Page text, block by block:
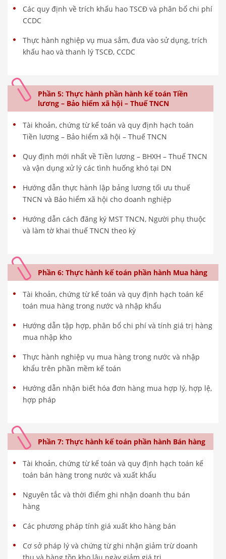
Các quy định về trích khấu hao TSCĐ và phân bổ chi phí
CCDC
Thực hành nghiệp vụ mua sắm, đưa vào sử dụng, trích
khấu hao và thanh lý TSCĐ, CCDC
Phần 5: Thực hành phần hành kế toán Tiền
lương – Bảo hiểm xã hội – Thuế TNCN
Tài khoản, chứng từ kế toán và quy định hạch toán
Tiền lương – Bảo hiểm xã hội – Thuế TNCN
Quy định mới nhất về Tiền lương – BHXH – Thuế TNCN
và vận dụng xử lý các tình huống khó tại DN
Hướng dẫn thực hành lập bảng lương tối ưu thuế
TNCN và Bảo hiểm xã hội cho doanh nghiệp
Hướng dẫn cách đăng ký MST TNCN, Người phụ thuộc
và làm tờ khai thuế TNCN theo kỳ
Phần 6: Thực hành kế toán phần hành Mua hàng
Tài khoản, chứng từ kế toán và quy định hạch toán kế
toán mua hàng trong nước và nhập khẩu
Hướng dẫn tập hợp, phân bổ chi phí và tính giá trị hàng
mua nhập kho
Thực hành nghiệp vụ mua hàng trong nước và nhập
khẩu trên phần mềm kế toán
Hướng dẫn nhận biết hóa đơn hàng mua hợp lý, hợp lệ,
hợp pháp
Phần 7: Thực hành kế toán phần hành Bán hàng
Tài khoản, chứng từ kế toán và quy định hạch toán kế
toán bán hàng trong nước và xuất khẩu
Nguyên tắc và thời điểm ghi nhận doanh thu bán
hàng
Các phương pháp tính giá xuất kho hàng bán
Cơ sở pháp lý và chứng từ ghi nhận giảm trừ doanh